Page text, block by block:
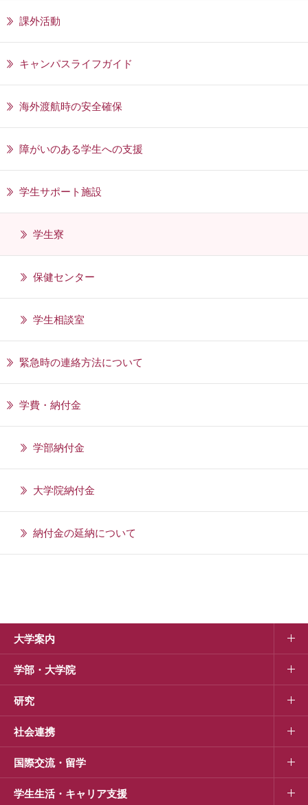
課外活動
キャンパスライフガイド
海外渡航時の安全確保
障がいのある学生への支援
学生サポート施設
学生寮
保健センター
学生相談室
緊急時の連絡方法について
学費・納付金
学部納付金
大学院納付金
納付金の延納について
大学案内
学部・大学院
研究
社会連携
国際交流・留学
学生生活・キャリア支援